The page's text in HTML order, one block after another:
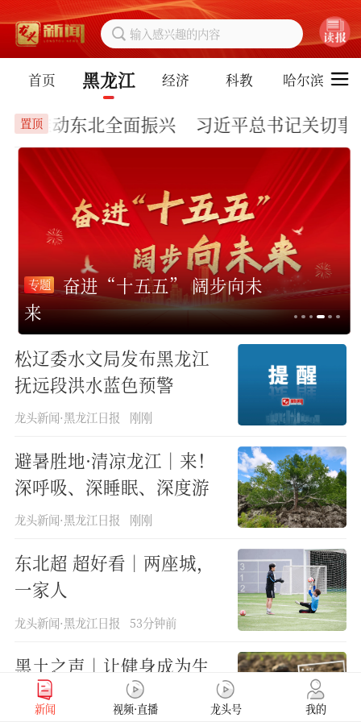
输入感兴趣的内容
首页 黑龙江 经济 科教 哈尔滨
置顶
土推动东北全面振兴 习近平总书记关切
专题 奋进“十五五” 阔步向未
来
松辽委水文局发布黑龙江
抚远段洪水蓝色预警
龙头新闻·黑龙江日报 刚刚
避暑胜地·清凉龙江｜来！
深呼吸、深睡眠、深度游
龙头新闻·黑龙江日报 刚刚
东北超 超好看｜两座城，
一家人
龙头新闻·黑龙江日报 53分钟前
黑土之声｜让健身成为生
活“标配”
新闻 视频·直播 龙头号 我的